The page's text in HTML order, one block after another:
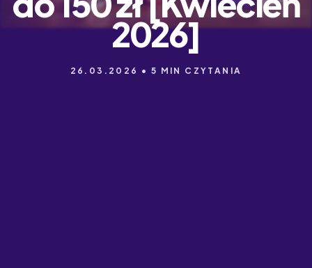
2026]
26.03.2026 • 5 MIN CZYTANIA